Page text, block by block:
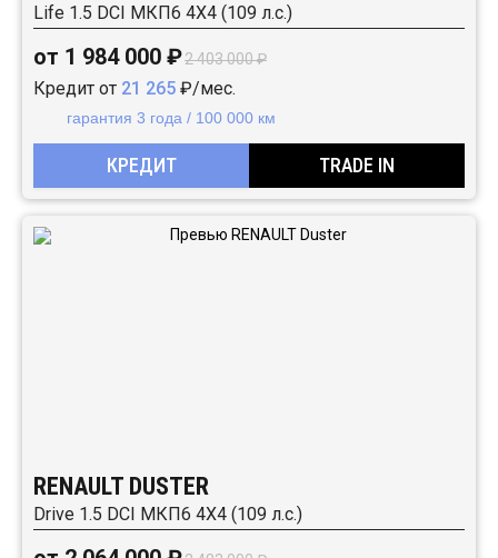
Life 1.5 DCI МКП6 4Х4 (109 л.с.)
от 1 984 000 ₽2 403 000 ₽
Кредит от 21 265 ₽/мес.
гарантия 3 года / 100 000 км
КРЕДИТ TRADE IN
RENAULT DUSTER
Drive 1.5 DCI МКП6 4Х4 (109 л.с.)